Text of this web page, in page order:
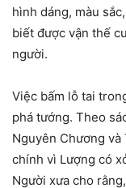
hình dáng, màu
biết được vận thế
người.
Việc bấm lỗ tai
phá tướng. Theo
Nguyên Chương
chính vì Lượng có
Người xưa cho